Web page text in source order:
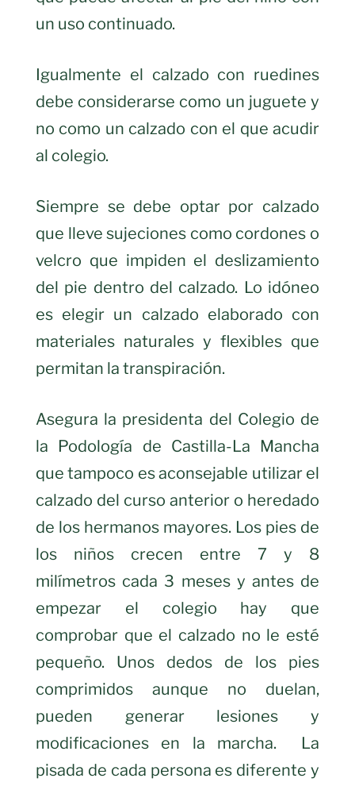
un uso continuado.
Igualmente el calzado con ruedines
debe considerarse como un juguete y
no como un calzado con el que acudir
al colegio.
Siempre se debe optar por calzado
que lleve sujeciones como cordones o
velcro que impiden el deslizamiento
del pie dentro del calzado. Lo idóneo
es elegir un calzado elaborado con
materiales naturales y flexibles que
permitan la transpiración.
Asegura la presidenta del Colegio de
la Podología de Castilla-La Mancha
que tampoco es aconsejable utilizar el
calzado del curso anterior o heredado
de los hermanos mayores. Los pies de
los niños crecen entre 7 y 8
milímetros cada 3 meses y antes de
empezar el colegio hay que
comprobar que el calzado no le esté
pequeño. Unos dedos de los pies
comprimidos aunque no duelan,
pueden generar lesiones y
modificaciones en la marcha. La
pisada de cada persona es diferente y